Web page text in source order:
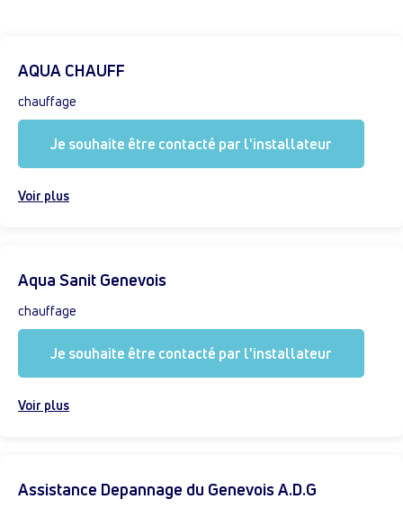
AQUA CHAUFF
chauffage
Je souhaite être contacté par l'installateur
Voir plus
Aqua Sanit Genevois
chauffage
Je souhaite être contacté par l'installateur
Voir plus
Assistance Depannage du Genevois A.D.G